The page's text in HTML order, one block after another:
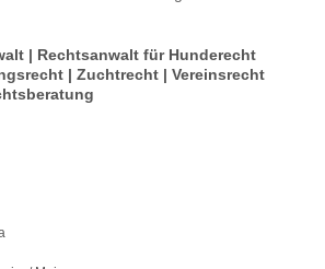
| Rechtsanwalt für Hunderecht
| Zuchtrecht | Vereinsrecht